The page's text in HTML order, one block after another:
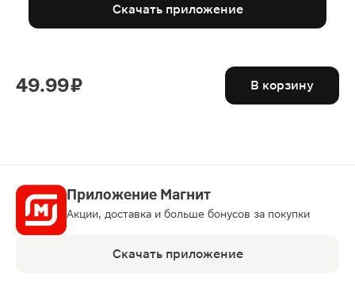
Скачать приложение
49.99 ₽ В корзину
Приложение Магнит
Акции, доставка и больше бонусов за покупки
Скачать приложение